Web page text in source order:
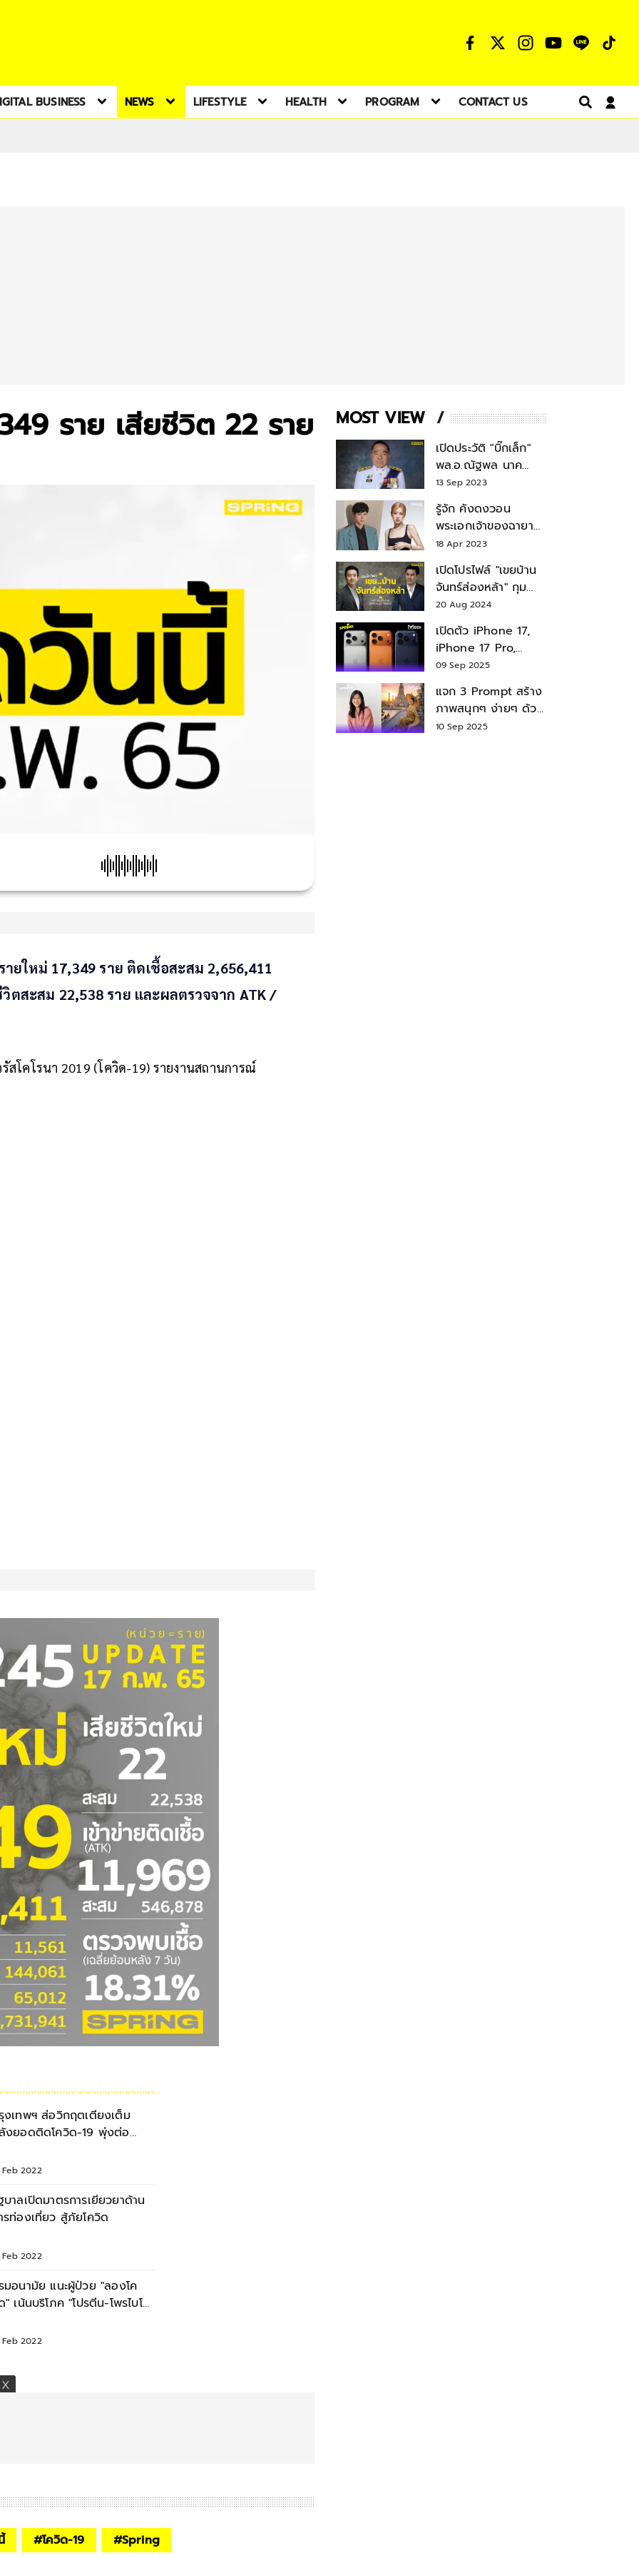
BUSINESS NEWS LIFESTYLE HEALTH PROGRAM CONTACT US
ราย เสียชีวิต 22 ราย
ใหม่ 17,349 ราย ติดเชื้อสะสม 2,656,411
สะสม 22,538 ราย และผลตรวจจาก ATK /
โคโรนา 2019 (โควิด-19) รายงานสถานการณ์
งเทพฯ ส่อวิกฤตเตียงเต็ม
งยอดติดโควิด-19 พุ่งต่อ
Feb 2022
บาลเปิดมาตรการเยียวยาด้าน
รท่องเที่ยว สู้ภัยโควิด
Feb 2022
มอนามัย แนะผู้ป่วย "ลองโค
" เน้นบริโภค "โปรตีน-โพรไบโอ
Feb 2022
#โควิด-19 #Spring
MOST VIEW
เปิดประวัติ "บิ๊กเล็ก"
พล.อ.ณัฐพล นาค
พาณิชย์ จากเลขาฯ
สมช.-เลขาฯ
รมว.กลาโหม
13 Sep 2023
รู้จัก คังดงวอน
พระเอกเจ้าของฉายา
สมบัติแห่งชาติ หลังมี
18 Apr 2023
เปิดโปรไฟล์ "เขยบ้าน
จันทร์ส่องหล้า" กุม
บังเหียนธุรกิจตระกูล
"ชินวัตร"
20 Aug 2024
เปิดตัว iPhone 17,
iPhone 17 Pro,
iPhone 17 Air สเปค
09 Sep 2025
แจก 3 Prompt สร้าง
ภาพสนุกๆ ง่ายๆ ด้วย
Nano Banana ใน
10 Sep 2025